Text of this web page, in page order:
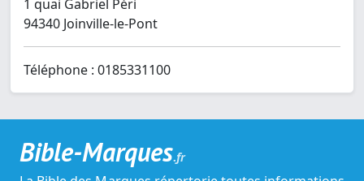
1 quai Gabriel Péri
94340 Joinville-le-Pont
Téléphone : 0185331100
Bible-Marques.fr